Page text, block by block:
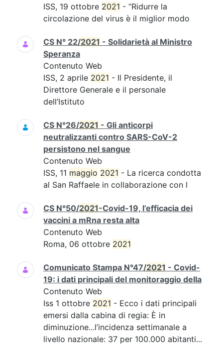
ISS, 19 ottobre 2021 - “Ridurre la
circolazione del virus è il miglior modo
CS N° 22/2021 - Solidarietà al Ministro
Speranza
Contenuto Web
ISS, 2 aprile 2021 - Il Presidente, il
Direttore Generale e il personale
dell’Istituto
CS N°26/2021 - Gli anticorpi
neutralizzanti contro SARS-CoV-2
persistono nel sangue
Contenuto Web
ISS, 11 maggio 2021 - La ricerca condotta
al San Raffaele in collaborazione con l
CS N°50/2021-Covid-19, l’efficacia dei
vaccini a mRna resta alta
Contenuto Web
Roma, 06 ottobre 2021
Comunicato Stampa N°47/2021 - Covid-
19: i dati principali del monitoraggio della
Contenuto Web
Iss 1 ottobre 2021 - Ecco i dati principali
emersi dalla cabina di regia: È in
diminuzione...l’incidenza settimanale a
livello nazionale: 37 per 100.000 abitanti...